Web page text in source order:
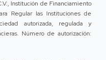
Institución de Financiamiento
Regular las Instituciones de
autorizada, regulada y
Número de autorización: